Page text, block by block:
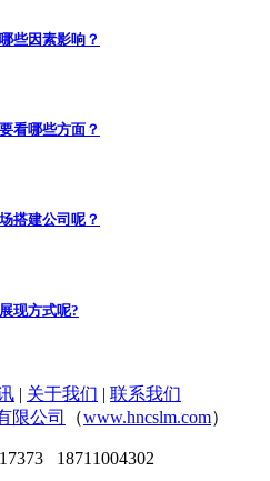
些因素影响？
看哪些方面？
搭建公司呢？
现方式呢?
| 关于我们 | 联系我们
限公司
（www.hncslm.com）
18711004302